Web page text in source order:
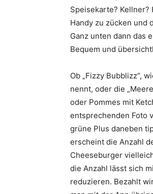
Speisekarte?
Handy zu zücken und
Ganz unten dann das
Bequem und
Ob „Fizzy Bubblizz“,
nennt, oder die
oder Pommes mit
entsprechenden Foto
grüne Plus daneben
erscheint die Anzahl
Cheeseburger
die Anzahl lässt sich
reduzieren. Bezahlt